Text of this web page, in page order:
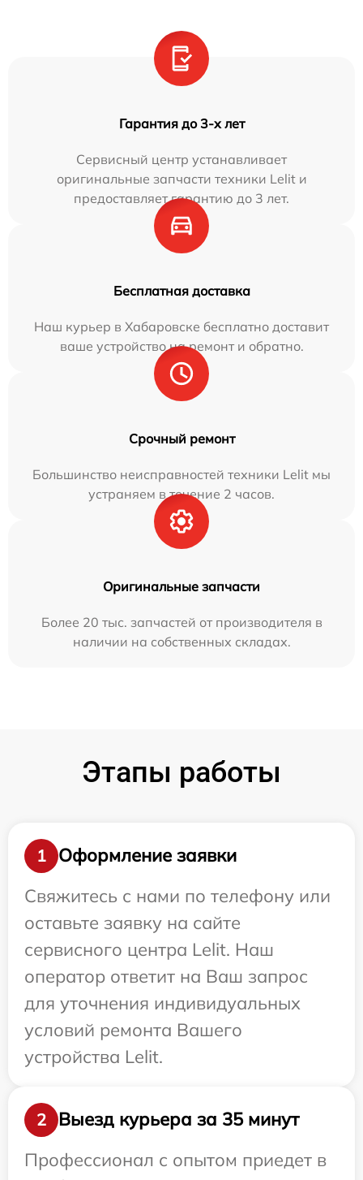
Гарантия до 3-х лет
Сервисный центр устанавливает
оригинальные запчасти техники Lelit и
предоставляет гарантию до 3 лет.
Бесплатная доставка
Наш курьер в Хабаровске бесплатно доставит
ваше устройство на ремонт и обратно.
Срочный ремонт
Большинство неисправностей техники Lelit мы
устраняем в течение 2 часов.
Оригинальные запчасти
Более 20 тыс. запчастей от производителя в
наличии на собственных складах.
Этапы работы
1
Оформление заявки
Свяжитесь с нами по телефону или
оставьте заявку на сайте
сервисного центра Lelit. Наш
оператор ответит на Ваш запрос
для уточнения индивидуальных
условий ремонта Вашего
устройства Lelit.
2
Выезд курьера за 35 минут
Профессионал с опытом приедет в